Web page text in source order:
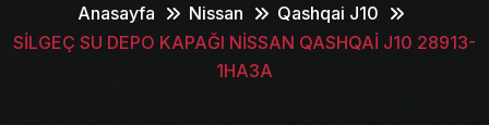
Anasayfa Nissan
Qashqai J10
SİLGEÇ SU DEPO KAPAĞI NİSSAN QASHQAİ J10 28913-
1HA3A